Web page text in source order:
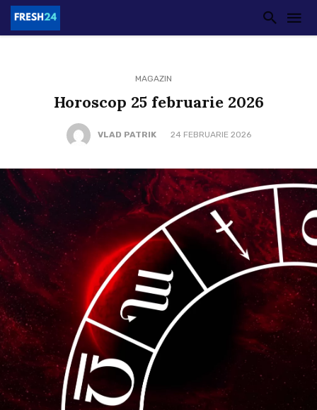
MAGAZIN
Horoscop 25 februarie 2026
VLAD PATRIK 24 FEBRUARIE 2026